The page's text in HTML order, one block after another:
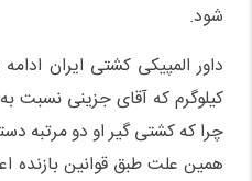
شود.
کیلوگرم که آقای جزینی نسبت
چرا که کشتی گیر او دو مرتبه
همین علت طبق قوانین بازنده